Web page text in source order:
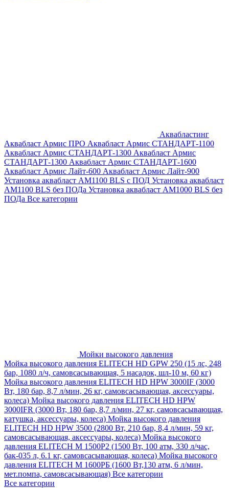
Аквабластинг
Аквабласт Армис ПРО Аквабласт Армис СТАНДАРТ-1100
Аквабласт Армис СТАНДАРТ-1300 Аквабласт Армис
СТАНДАРТ-1300 Аквабласт Армис СТАНДАРТ-1600
Аквабласт Армис Лайт-600 Аквабласт Армис Лайт-900
Установка аквабласт AM1100 BLS с ПОД Установка аквабласт
AM1100 BLS без ПОДа Установка аквабласт AM1000 BLS без
ПОДа Все категории
Мойки высокого давления
Мойка высокого давления ELITECH HD GPW 250 (15 лс, 248
бар, 1080 л/ч, самовсасывающая, 5 насадок, шл-10 м, 60 кг)
Мойка высокого давления ELITECH HD HPW 3000IF (3000
Вт, 180 бар, 8,7 л/мин, 26 кг, самовсасывающая, аксессуары,
колеса) Мойка высокого давления ELITECH HD HPW
3000IFR (3000 Вт, 180 бар, 8,7 л/мин, 27 кг, самовсасывающая,
катушка, аксессуары, колеса) Мойка высокого давления
ELITECH HD HPW 3500 (2800 Вт, 210 бар, 8,4 л/мин, 59 кг,
самовсасывающая, аксессуары, колеса) Мойка высокого
давления ELITECH M 1500P2 (1500 Вт, 100 атм, 330 л/час,
бак-035 л, 6.1 кг, самовсасывающая, колеса) Мойка высокого
давления ELITECH М 1600РБ (1600 Вт,130 атм, 6 л/мин,
мет.помпа, самовсасывающая) Все категории
Все категории